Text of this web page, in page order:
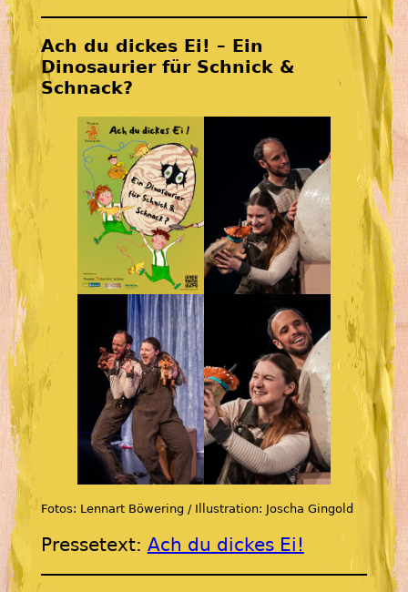
Ach du dickes Ei! – Ein
Dinosaurier für Schnick &
Schnack?
Fotos: Lennart Böwering / Illustration: Joscha Gingold
Pressetext: Ach du dickes Ei!